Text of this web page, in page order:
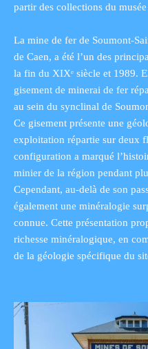
partir des collections du
La mine de fer de Soumont-
de Caen, a été l’un des
la fin du XIXᵉ siècle et 1989.
gisement de minerai de fer
au sein du synclinal de
Ce gisement présente une
exploitation répartie sur deux
configuration a marqué
minier de la région pendant
Cependant, au-delà de son
également une minéralogie
connue. Cette présentation
richesse minéralogique, en
de la géologie spécifique du